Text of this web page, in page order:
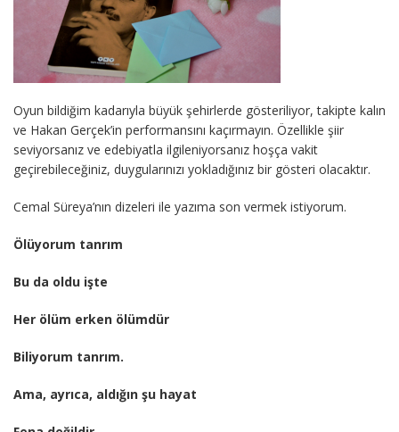
Oyun bildiğim kadarıyla büyük şehirlerde gösteriliyor, takipte kalın
ve Hakan Gerçek’in performansını kaçırmayın. Özellikle şiir
seviyorsanız ve edebiyatla ilgileniyorsanız hoşça vakit
geçirebileceğiniz, duygularınızı yokladığınız bir gösteri olacaktır.
Cemal Süreya’nın dizeleri ile yazıma son vermek istiyorum.
Ölüyorum tanrım
Bu da oldu işte
Her ölüm erken ölümdür
Biliyorum tanrım.
Ama, ayrıca, aldığın şu hayat